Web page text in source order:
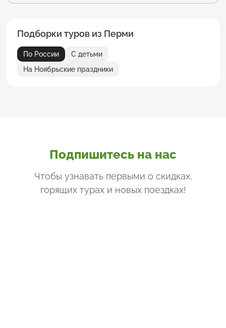
Подборки туров из Перми
По России
С детьми
На Ноябрьские праздники
Подпишитесь на нас
Чтобы узнавать первыми о скидках,
горящих турах и новых поездках!